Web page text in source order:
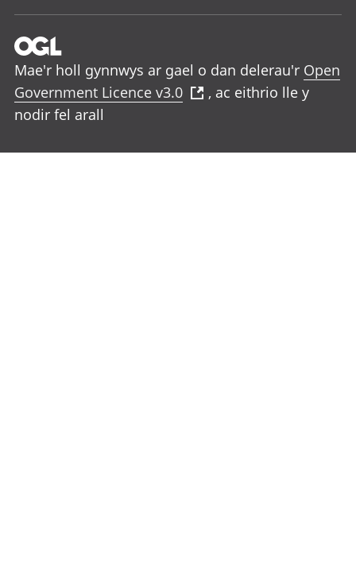
Mae'r holl gynnwys ar gael o dan delerau'r Open
Government Licence v3.0
, ac eithrio lle y
nodir fel arall